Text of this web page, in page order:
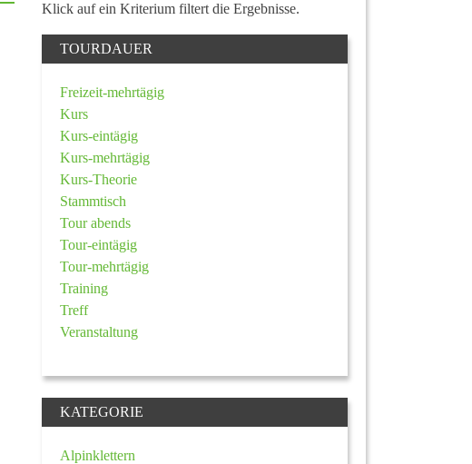
Klick auf ein Kriterium filtert die Ergebnisse.
TOURDAUER
Freizeit-mehrtägig
Kurs
Kurs-eintägig
Kurs-mehrtägig
Kurs-Theorie
Stammtisch
Tour abends
Tour-eintägig
Tour-mehrtägig
Training
Treff
Veranstaltung
KATEGORIE
Alpinklettern